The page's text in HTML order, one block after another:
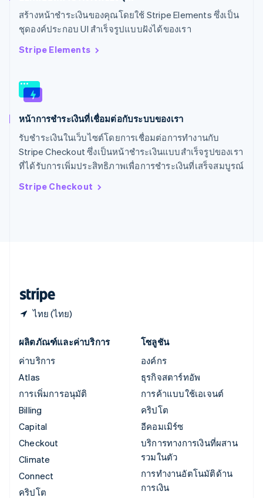
สร้างหน้าชำระเงินของคุณโดยใช้ Stripe Elements ซึ่งเป็น
ชุดองค์ประกอบ UI สำเร็จรูปแบบฝังได้ของเรา
Stripe Elements
หน้าการชำระเงินที่เชื่อมต่อกับระบบของเรา
รับชำระเงินในเว็บไซต์โดยการเชื่อมต่อการทำงานกับ
Stripe Checkout ซึ่งเป็นหน้าชำระเงินแบบสำเร็จรูปของเรา
ที่ได้รับการเพิ่มประสิทธิภาพเพื่อการชำระเงินที่เสร็จสมบูรณ์
Stripe Checkout
ไทย (ไทย)
สหรัฐอเมริกา
简体中文
สหรัฐอาหรับเอมิเรตส์
English
สาธารณรัฐเช็ก
English
English简体中文
ออสเตรเลีย
English
ออสเตรีย
DeutschEnglish
ItalianoEnglish
ผลิตภัณฑ์และค่าบริการ
ค่าบริการ
Atlas
การเพิ่มการอนุมัติ
Billing
Capital
Checkout
Climate
Connect
คริปโต
โซลูชัน
องค์กร
ธุรกิจสตาร์ทอัพ
การค้าแบบใช้เอเจนต์
คริปโต
อีคอมเมิร์ซ
บริการทางการเงินที่ผสาน
รวมในตัว
การทำงานอัตโนมัติด้าน
การเงิน